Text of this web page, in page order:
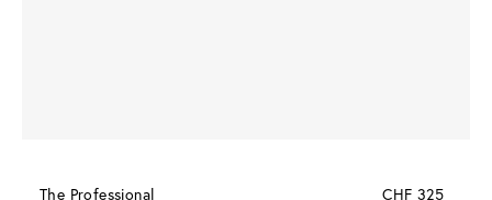
The Professional
CHF 325